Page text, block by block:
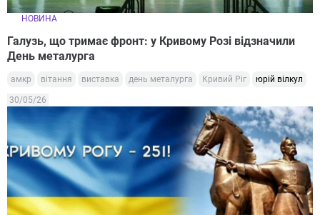
НОВИНА
Галузь, що тримає фронт: у Кривому Розі відзначили
День металурга
амкр вітання виставка день металурга Кривий Ріг юрій вілкул
30/05/26